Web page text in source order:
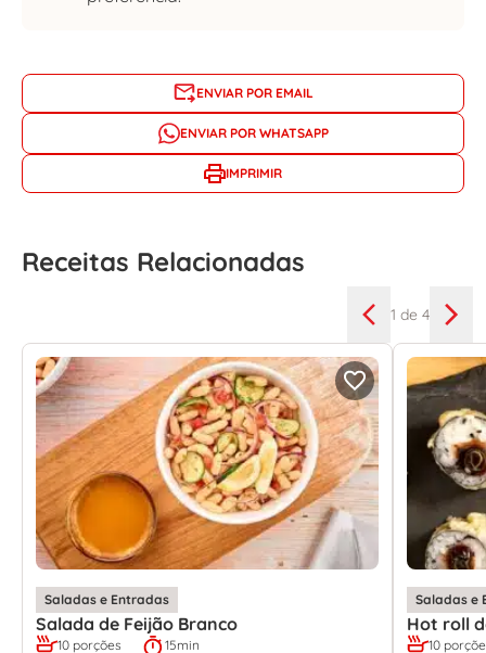
ENVIAR POR EMAIL
ENVIAR POR WHATSAPP
IMPRIMIR
Receitas Relacionadas
1 de 4
Saladas e Entradas
Salada de Feijão Branco
10 porções 15min
Saladas e
Hot roll
10